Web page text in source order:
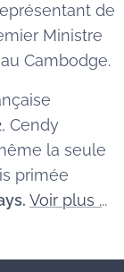
de
Ministre
Cambodge.
Cendy
la seule
primée
Voir plus ...